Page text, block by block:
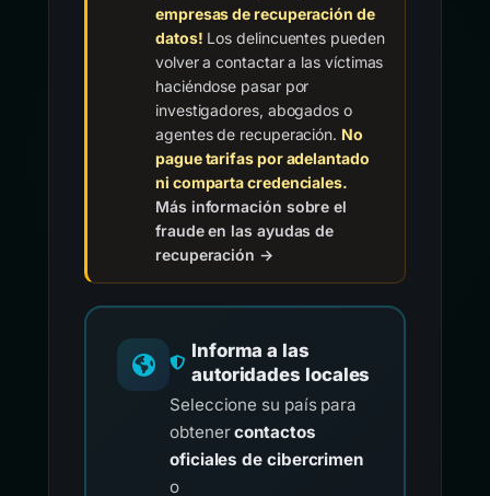
empresas de recuperación de
datos! Los delincuentes pueden
volver a contactar a las víctimas
haciéndose pasar por
investigadores, abogados o
agentes de recuperación. No
pague tarifas por adelantado
ni comparta credenciales.
Más información sobre el
fraude en las ayudas de
recuperación →
Informa a las
autoridades locales
Seleccione su país para
obtenercontactos
oficiales de cibercrimen
o